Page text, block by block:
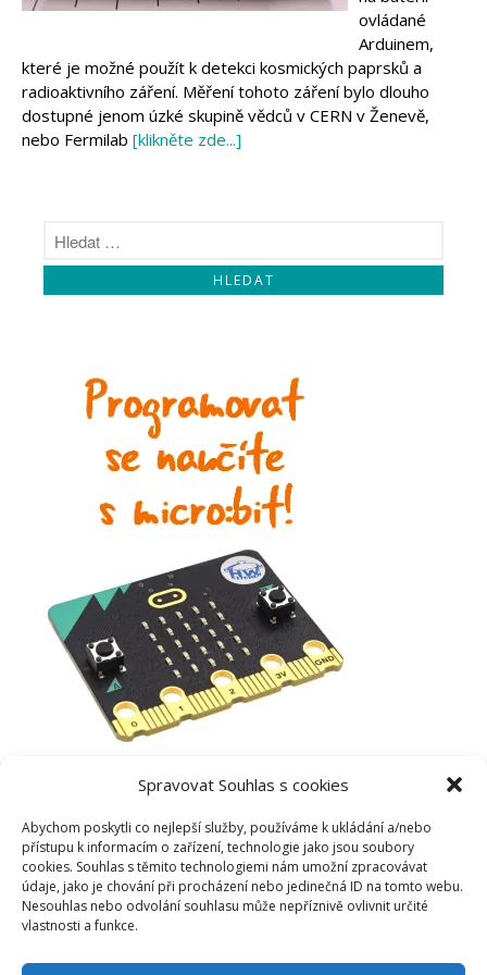
Spravovat Souhlas s cookies
Abychom poskytli co nejlepší služby, používáme k ukládání a/nebo
přístupu k informacím o zařízení, technologie jako jsou soubory
cookies. Souhlas s těmito technologiemi nám umožní zpracovávat
údaje, jako je chování při procházení nebo jedinečná ID na tomto webu.
Nesouhlas nebo odvolání souhlasu může nepříznivě ovlivnit určité
vlastnosti a funkce.
Makeblock
Koupit
ovládané
Arduinem,
které je možné použít k detekci kosmických paprsků a
radioaktivního záření. Měření tohoto záření bylo dlouho
dostupné jenom úzké skupině vědců v CERN v Ženevě,
nebo Fermilab [klikněte zde...]